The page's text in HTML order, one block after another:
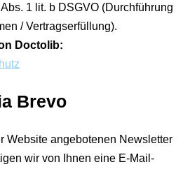
1 lit. b DSGVO (Durchführung
/ Vertragserfüllung).
Doctolib:
Brevo
Website angebotenen Newsletter
wir von Ihnen eine E-Mail-